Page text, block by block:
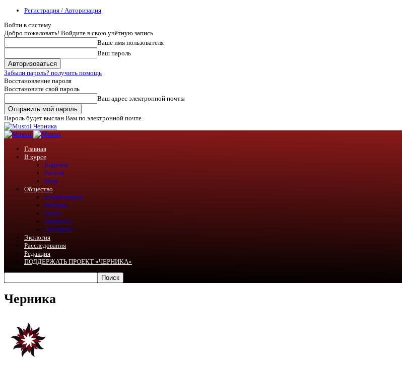
Регистрация / Авторизация
Войти в систему
Добро пожаловать! Войдите в свою учётную запись
Ваше имя пользователя
Ваш пароль
Забыли пароль? получить помощь
Восстановление пароля
Восстановите свой пароль
Ваш адрес электронной почты
Пароль будет выслан Вам по электронной почте.
Черника
Главная
В курсе
Карелия
Россия
Мир
Общество
Комментарии
Мнения
Блоги
Перепост
Эксперты
Экология
Расследования
Редакция
ПОДДЕРЖАТЬ ПРОЕКТ «ЧЕРНИКА»
Черника